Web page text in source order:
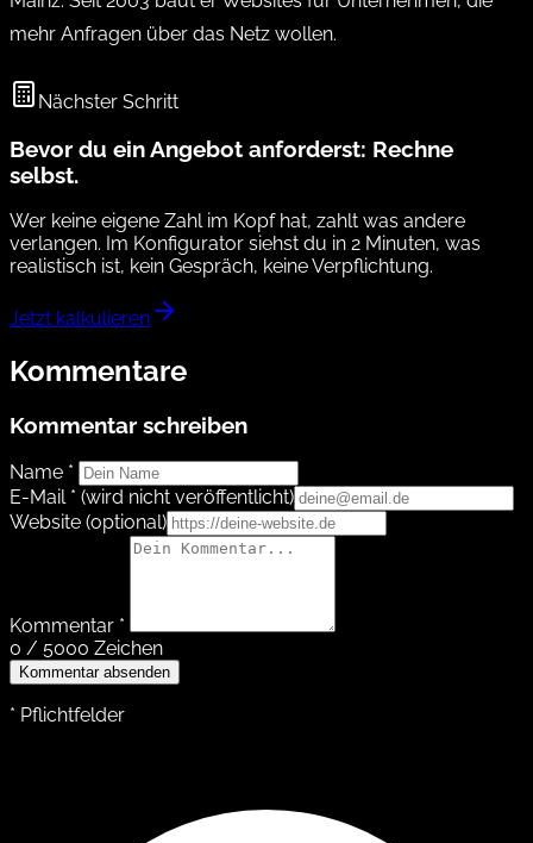
mehr Anfragen über das Netz wollen.
Nächster Schritt
Bevor du ein Angebot anforderst: Rechne
selbst.
Wer keine eigene Zahl im Kopf hat, zahlt was andere
verlangen. Im Konfigurator siehst du in 2 Minuten, was
realistisch ist, kein Gespräch, keine Verpflichtung.
Jetzt kalkulieren
Kommentare
Kommentar schreiben
Name *
E-Mail * (wird nicht veröffentlicht)
Website (optional)
Kommentar *
0 / 5000 Zeichen
Kommentar absenden
* Pflichtfelder